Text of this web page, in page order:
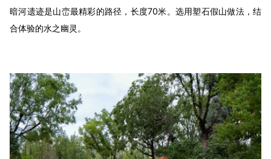
暗河遗迹是山峦最精彩的路径，长度70米。选用塑石假山做法，结
合体验的水之幽灵。